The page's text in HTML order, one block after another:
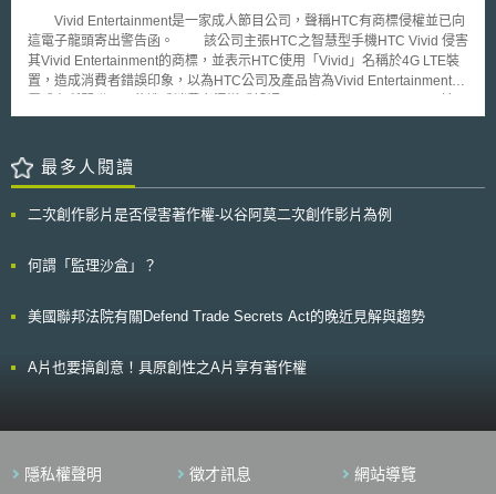
益。 國政府希望透過與私人企業的合作，帶領美國在全球核能科技及
製造的領先地位。因此希望能源部希望此計畫能經核子管理委員會的許可，
此一小型核能反應爐的計畫總金額為9億美元，透過與私人企業成本分擔的
協議，其中50% 由國會撥款，另50%則由私人企業投資，並於2022年商業
化，取得在全球潔淨能源的競爭優勢地位。
而從製假源頭開始打擊仿冒品。建議企業可妥善利用知識產權海關保護措
施，以達成降低仿冒品擴散海外的風險。 壹、事件摘要 企業啟動知識
產權海關保護措施有兩種方式，其一為事先將欲受保護之知識產權於「知識
產權海關保護系統」中備案，其二為由企業自行監控仿冒品進出口情形，針
對個案提出扣留申請。 第一種方式，權利人將知識產權在海關備案系
確有侵權疑慮，再向海關申請扣留該批貨物。扣留後海關即會調查貨物是否
構成侵權，若發現案件侵害情節重大，即會將案件移送公安部門進行刑事立
案。 第二種方式，若企業未事先於知識產權海關保護系統中備案，則
以證明侵權事實明顯存在的證據，證明貨物即將進出口且未經許可使用了其
不會調查該批貨品究竟侵權與否，而是留待權利人自行調查並該批仿冒品的
困難且成效有限的。中國大陸各地關口甚多，可能因無法確切掌握仿冒品進
比例為99%，大幅超過依申請扣留的1%[4]。由此可知，有備案而海關主動
留的成效。而若為海關依職權扣留，更有可能由海關移送公安部門而啟動刑
Vivid Entertainment是一家成人節目公司，聲稱HTC有商標侵權並已向
這電子龍頭寄出警告函。 該公司主張HTC之智慧型手機HTC Vivid 侵害
其Vivid Entertainment的商標，並表示HTC使用「Vivid」名稱於4G LTE裝
置，造成消費者錯誤印象，以為HTC公司及產品皆為Vivid Entertainment附
11月14日寄出警告函，要求HTC停止使用該商標銷售手機，並宣稱從1984
構成商標侵權、商標淡化及不實的來源標示。 Vivid Entertainment給予
HTC回應此信之期限為11月21日，如未收到HTC回覆，Vivid
「我們正審視此一指控，我們不會有任何進一步評論，直到這問題被解
最多人閱讀
二次創作影片是否侵害著作權-以谷阿莫二次創作影片為例
何謂「監理沙盒」？
美國聯邦法院有關Defend Trade Secrets Act的晚近見解與趨勢
A片也要搞創意！具原創性之A片享有著作權
隱私權聲明 徵才訊息 網站導覽